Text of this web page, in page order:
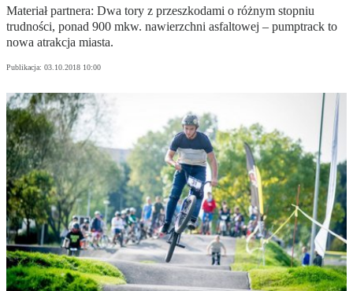
Materiał partnera: Dwa tory z przeszkodami o różnym stopniu
trudności, ponad 900 mkw. nawierzchni asfaltowej – pumptrack to
nowa atrakcja miasta.
Publikacja: 03.10.2018 10:00